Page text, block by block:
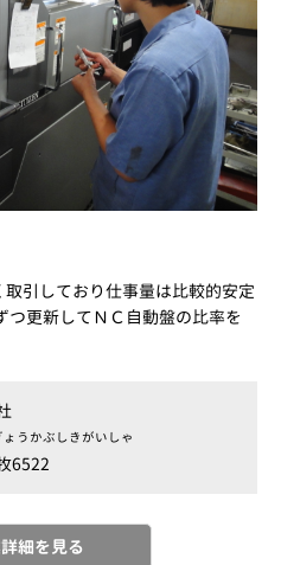
引しており仕事量は比較的安定
つ更新してＮＣ自動盤の比率を
うかぶしきがいしゃ
6522
細を見る